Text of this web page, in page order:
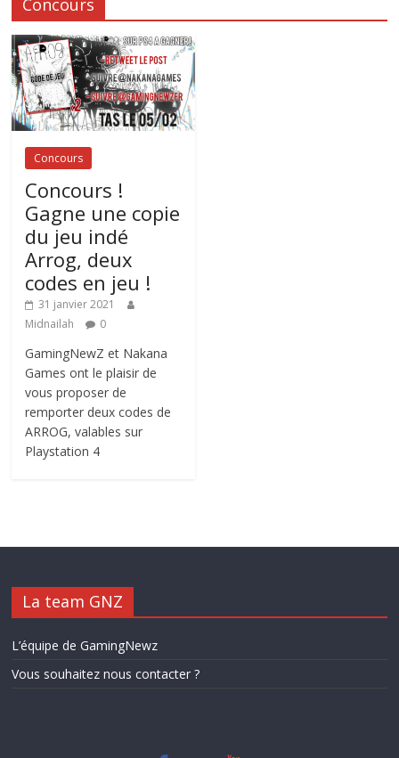
Concours
Concours
Concours !
Gagne une copie
du jeu indé
Arrog, deux
codes en jeu !
31 janvier 2021
Midnailah
0
GamingNewZ et Nakana
Games ont le plaisir de
vous proposer de
remporter deux codes de
ARROG, valables sur
Playstation 4
La team GNZ
L’équipe de GamingNewz
Vous souhaitez nous contacter ?